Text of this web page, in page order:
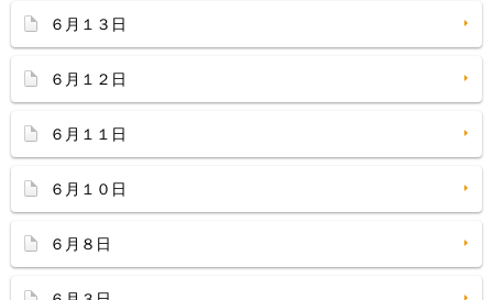
６月１３日
６月１２日
６月１１日
６月１０日
６月８日